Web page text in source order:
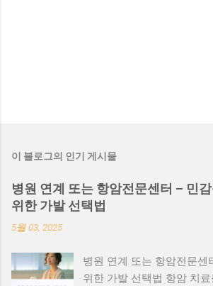
이 블로그의 인기 게시물
병원 연계 또는 항암전문센터 – 민
위한 가발 선택법
5월 03, 2025
병원 연계 또는 항암전문센
위한 가발 선택법 항암 치